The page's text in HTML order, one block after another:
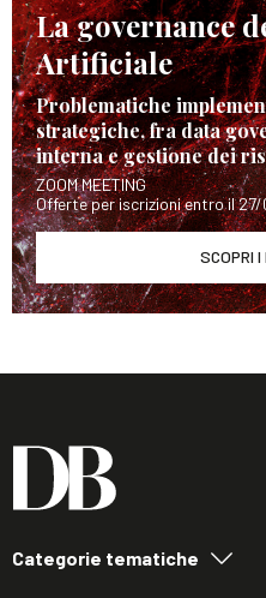
La governance
Artificiale
Problematiche
strategiche, fra data
interna e gestione dei
ZOOM MEETING
Offerte per iscrizioni entro il
SCOPRI
Categorie tematiche